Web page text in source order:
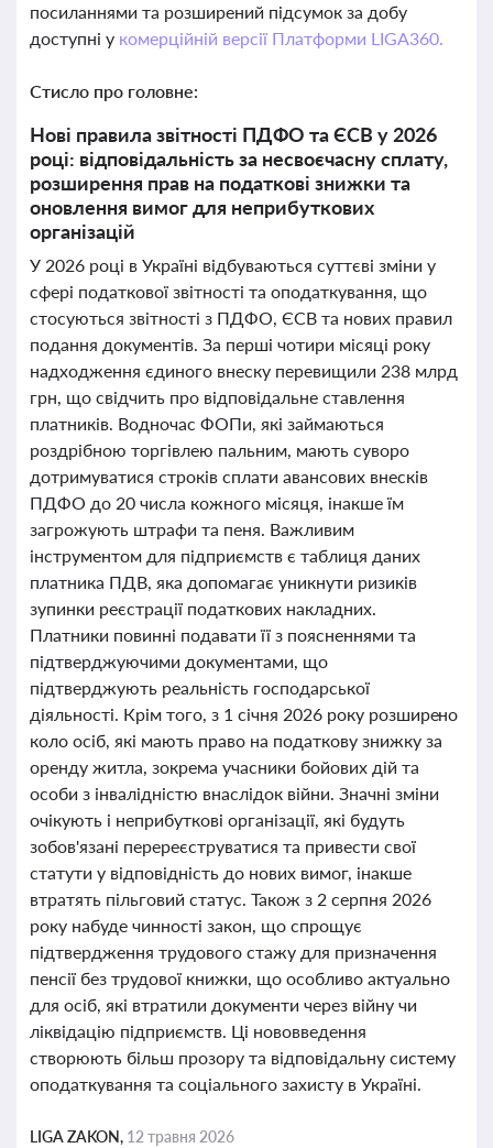
посиланнями та розширений підсумок за добу
доступні у комерційній версії Платформи LIGA360.
Стисло про головне:
Нові правила звітності ПДФО та ЄСВ у 2026
році: відповідальність за несвоєчасну сплату,
розширення прав на податкові знижки та
оновлення вимог для неприбуткових
організацій
У 2026 році в Україні відбуваються суттєві зміни у
сфері податкової звітності та оподаткування, що
стосуються звітності з ПДФО, ЄСВ та нових правил
подання документів. За перші чотири місяці року
надходження єдиного внеску перевищили 238 млрд
грн, що свідчить про відповідальне ставлення
платників. Водночас ФОПи, які займаються
роздрібною торгівлею пальним, мають суворо
дотримуватися строків сплати авансових внесків
ПДФО до 20 числа кожного місяця, інакше їм
загрожують штрафи та пеня. Важливим
інструментом для підприємств є таблиця даних
платника ПДВ, яка допомагає уникнути ризиків
зупинки реєстрації податкових накладних.
Платники повинні подавати її з поясненнями та
підтверджуючими документами, що
підтверджують реальність господарської
діяльності. Крім того, з 1 січня 2026 року розширено
коло осіб, які мають право на податкову знижку за
оренду житла, зокрема учасники бойових дій та
особи з інвалідністю внаслідок війни. Значні зміни
очікують і неприбуткові організації, які будуть
зобов'язані перереєструватися та привести свої
статути у відповідність до нових вимог, інакше
втратять пільговий статус. Також з 2 серпня 2026
року набуде чинності закон, що спрощує
підтвердження трудового стажу для призначення
пенсії без трудової книжки, що особливо актуально
для осіб, які втратили документи через війну чи
ліквідацію підприємств. Ці нововведення
створюють більш прозору та відповідальну систему
оподаткування та соціального захисту в Україні.
LIGA ZAKON, 12 травня 2026